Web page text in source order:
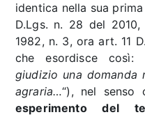
identica nella sua
D.Lgs. n. 28 del
1982, n. 3, ora art. 11
che esordisce così:
giudizio una domanda
agraria…“), nel senso
esperimento del